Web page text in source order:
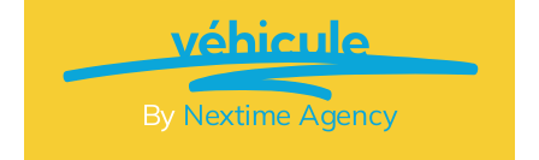
véhicule
By Nextime Agency